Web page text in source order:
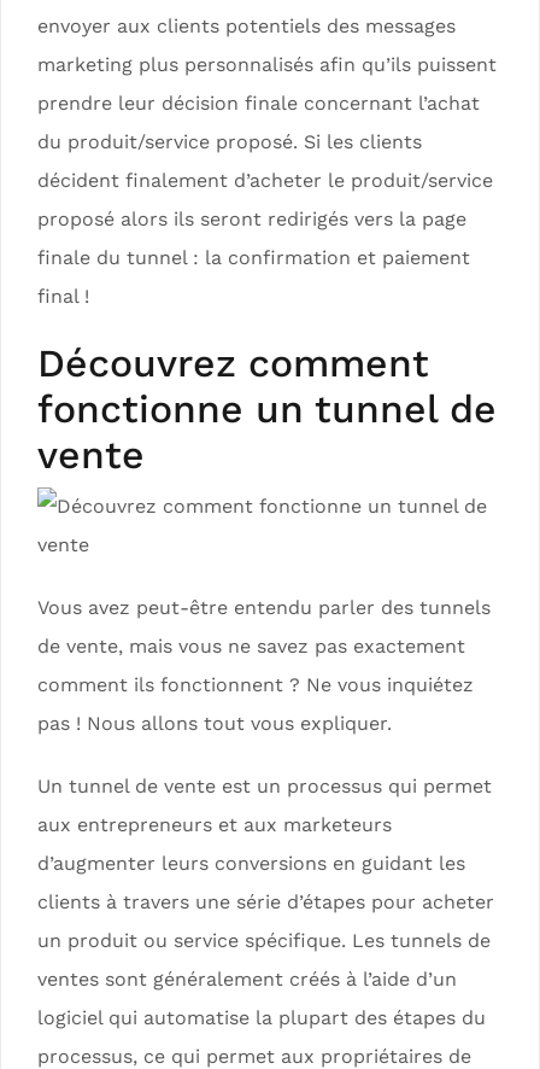
envoyer aux clients potentiels des messages
marketing plus personnalisés afin qu’ils puissent
prendre leur décision finale concernant l’achat
du produit/service proposé. Si les clients
décident finalement d’acheter le produit/service
proposé alors ils seront redirigés vers la page
finale du tunnel : la confirmation et paiement
final !
Découvrez comment
fonctionne un tunnel de
vente
Vous avez peut-être entendu parler des tunnels
de vente, mais vous ne savez pas exactement
comment ils fonctionnent ? Ne vous inquiétez
pas ! Nous allons tout vous expliquer.
Un tunnel de vente est un processus qui permet
aux entrepreneurs et aux marketeurs
d’augmenter leurs conversions en guidant les
clients à travers une série d’étapes pour acheter
un produit ou service spécifique. Les tunnels de
ventes sont généralement créés à l’aide d’un
logiciel qui automatise la plupart des étapes du
processus, ce qui permet aux propriétaires de